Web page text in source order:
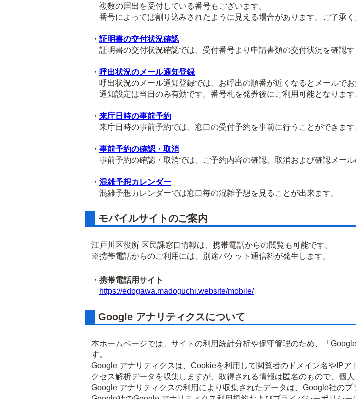
複数の届出を受付している番号もございます。
番号によっては割り込みされたように見える場合があります。ご了承く
・ 証明書の交付状況確認
証明書の交付状況確認では、受付番号より申請書類の交付状況を確認す
・ 呼出状況のメール通知登録
呼出状況のメール通知登録では、お呼出の順番が近くなるとメールで
通知設定は当日のみ有効です。番号札を発券後にご利用可能となります
・ 来庁日時の事前予約
来庁日時の事前予約では、窓口の受付予約を事前に行うことができま
・ 事前予約の確認・取消
事前予約の確認・取消では、ご予約内容の確認、取消および確認メール
・ 混雑予想カレンダー
混雑予想カレンダーでは窓口毎の混雑予想を見ることが出来ます。
モバイルサイトのご案内
江戸川区役所 区民課窓口情報は、携帯電話からの閲覧も可能です。
※携帯電話からのご利用には、別途パケット通信料が発生します。
・携帯電話用サイト
https://edogawa.madoguchi.website/mobile/
Google アナリティクスについて
本ホームページでは、サイトの利用統計分析や保守管理のため、「
す。
Google アナリティクスは、Cookieを利用して閲覧者のドメイン名やIP
クセス解析データを収集しますが、取得される情報は匿名のもので、個
Google アナリティクスの利用により収集されたデータは、Google社の